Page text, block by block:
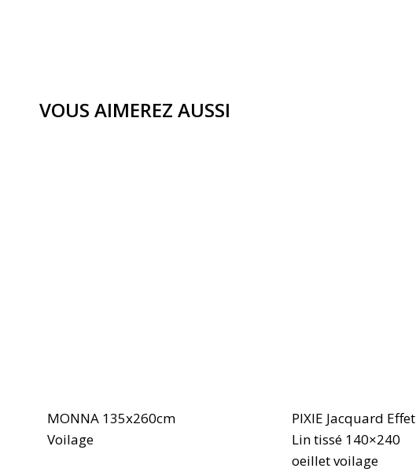
VOUS AIMEREZ AUSSI
MONNA 135x260cm
Voilage
PIXIE Jacquard Effet
Lin tissé 140×240
oeillet voilage